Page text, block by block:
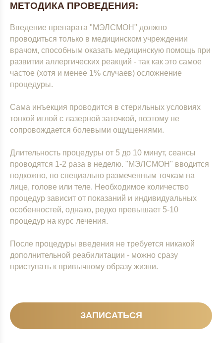
МЕТОДИКА ПРОВЕДЕНИЯ:
Введение препарата "МЭЛСМОН" должно
проводиться только в медицинском учреждении
врачом, способным оказать медицинскую помощь при
развитии аллергических реакций - так как это самое
частое (хотя и менее 1% случаев) осложнение
процедуры.
Сама инъекция проводится в стерильных условиях
тонкой иглой с лазерной заточкой, поэтому не
сопровождается болевыми ощущениями.
Длительность процедуры от 5 до 10 минут, сеансы
проводятся 1-2 раза в неделю. "МЭЛСМОН" вводится
подкожно, по специально размеченным точкам на
лице, голове или теле. Необходимое количество
процедур зависит от показаний и индивидуальных
особенностей, однако, редко превышает 5-10
процедур на курс лечения.
После процедуры введения не требуется никакой
дополнительной реабилитации - можно сразу
приступать к привычному образу жизни.
ЗАПИСАТЬСЯ